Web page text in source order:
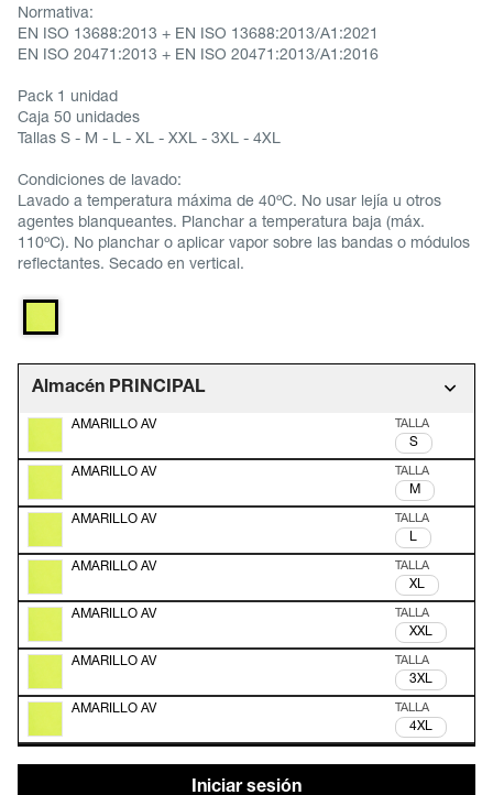
Normativa:
EN ISO 13688:2013 + EN ISO 13688:2013/A1:2021
EN ISO 20471:2013 + EN ISO 20471:2013/A1:2016
Pack 1 unidad
Caja 50 unidades
Tallas S - M - L - XL - XXL - 3XL - 4XL
Condiciones de lavado:
Lavado a temperatura máxima de 40ºC. No usar lejía u otros
agentes blanqueantes. Planchar a temperatura baja (máx.
110ºC). No planchar o aplicar vapor sobre las bandas o módulos
reflectantes. Secado en vertical.
Almacén PRINCIPAL
AMARILLO AV
S
AMARILLO AV
M
AMARILLO AV
L
AMARILLO AV
XL
AMARILLO AV
XXL
AMARILLO AV
3XL
AMARILLO AV
4XL
Iniciar sesión